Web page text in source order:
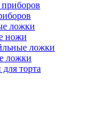
ложки
ножи
ложки
ложки
торта